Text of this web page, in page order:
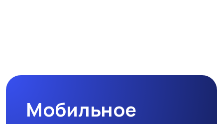
Изготовление на
Продукты питания и
Мобильное